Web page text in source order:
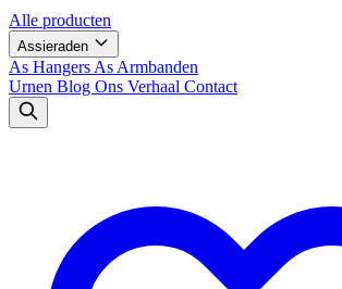
Alle producten
Assieraden
As Hangers As Armbanden
Urnen Blog Ons Verhaal Contact